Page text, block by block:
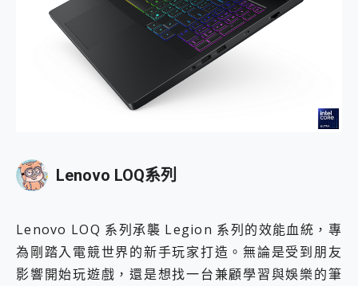
Lenovo LOQ系列
Lenovo LOQ 系列承襲 Legion 系列的效能血統，專
為剛踏入電競世界的新手玩家打造。無論是受到朋友
影響開始玩遊戲，還是想找一台兼顧學習與娛樂的筆